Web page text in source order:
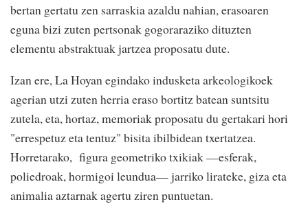
bertan gertatu zen sarraskia azaldu nahian, erasoaren
eguna bizi zuten pertsonak gogoraraziko dituzten
elementu abstraktuak jartzea proposatu dute.
Izan ere, La Hoyan egindako indusketa arkeologikoek
agerian utzi zuten herria eraso bortitz batean suntsitu
zutela, eta, hortaz, memoriak proposatu du gertakari hori
"errespetuz eta tentuz" bisita ibilbidean txertatzea.
Horretarako, figura geometriko txikiak —esferak,
poliedroak, hormigoi leundua— jarriko lirateke, giza eta
animalia aztarnak agertu ziren puntuetan.